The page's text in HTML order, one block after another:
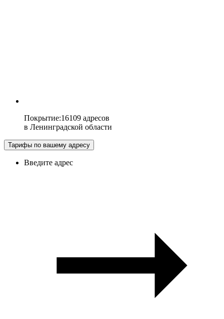
Покрытие:16109 адресов
в Ленинградской области
Тарифы по вашему адресу
Введите адрес